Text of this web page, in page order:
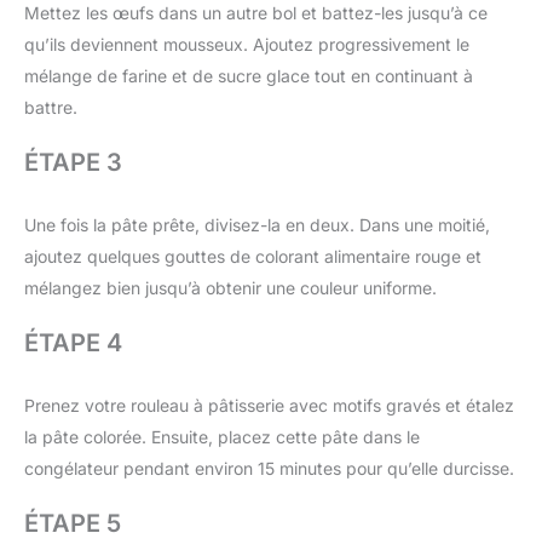
Mettez les œufs dans un autre bol et battez-les jusqu’à ce
qu’ils deviennent mousseux. Ajoutez progressivement le
mélange de farine et de sucre glace tout en continuant à
battre.
ÉTAPE 3
Une fois la pâte prête, divisez-la en deux. Dans une moitié,
ajoutez quelques gouttes de colorant alimentaire rouge et
mélangez bien jusqu’à obtenir une couleur uniforme.
ÉTAPE 4
Prenez votre rouleau à pâtisserie avec motifs gravés et étalez
la pâte colorée. Ensuite, placez cette pâte dans le
congélateur pendant environ 15 minutes pour qu’elle durcisse.
ÉTAPE 5